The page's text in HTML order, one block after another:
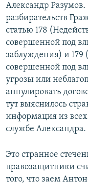
Александр
разбирательств
статью 178
совершенной под
заблуждения) и 179
совершенной под
угрозы или
аннулировать
тут выяснилось
информация из
службе Александра.
Это странное
правозащитники
того, что заем